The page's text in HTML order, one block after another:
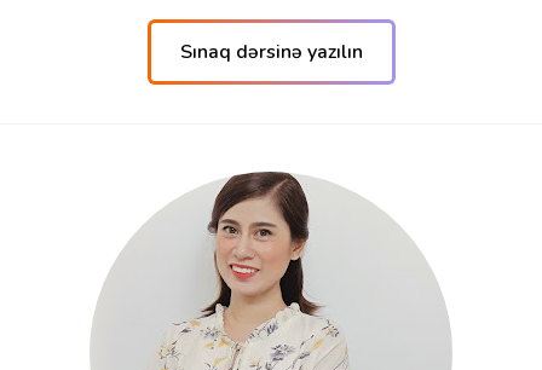
Sınaq dərsinə yazılın